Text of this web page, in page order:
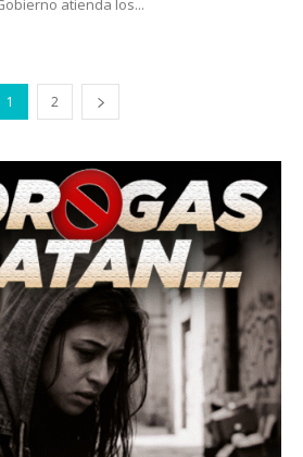
atienda los...
1 2